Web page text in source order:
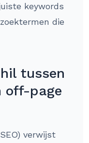
keywords
die
tussen
off-page
verwijst